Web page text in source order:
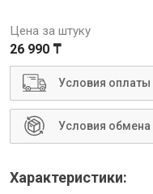
Цена за штуку
26 990 ₸
Условия оплаты
Условия обмена
Характеристики:
Малярный